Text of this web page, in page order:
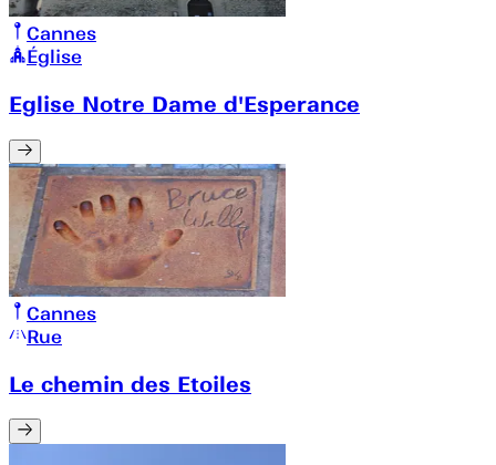
Cannes
Église
Eglise Notre Dame d'Esperance
Cannes
Rue
Le chemin des Etoiles